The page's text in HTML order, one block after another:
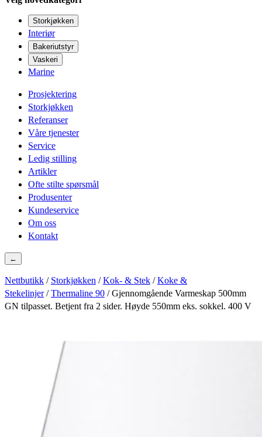
Storkjøkken
Interiør
Bakeriutstyr
Vaskeri
Marine
Prosjektering
Storkjøkken
Referanser
Våre tjenester
Service
Ledig stilling
Artikler
Ofte stilte spørsmål
Produsenter
Kundeservice
Om oss
Kontakt
←
Nettbutikk / Storkjøkken /Kok- & Stek /Koke &
Stekelinjer/Thermaline 90 / Gjennomgående Varmeskap 500mm
GN tilpasset. Betjent fra 2 sider. Høyde 550mm eks. sokkel. 400 V